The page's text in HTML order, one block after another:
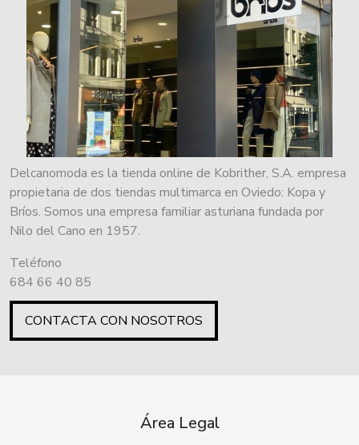
Delcanomoda es la tienda online de Kobrither, S.A. empresa
propietaria de dos tiendas multimarca en Oviedo: Kopa y
Bríos. Somos una empresa familiar asturiana fundada por
Nilo del Cano en 1957.
Teléfono
684 66 40 85
CONTACTA CON NOSOTROS
Área Legal